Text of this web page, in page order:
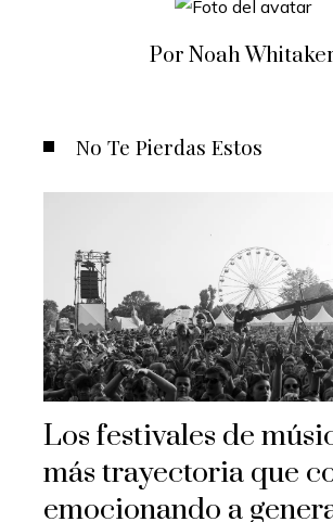
Por Noah
No Te Pierdas Estos
Los festivales de
más trayectoria que
emocionando a